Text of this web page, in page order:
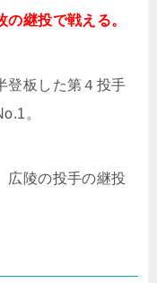
継投で戦える。
登板した第４投手
。
広陵の投手の継投